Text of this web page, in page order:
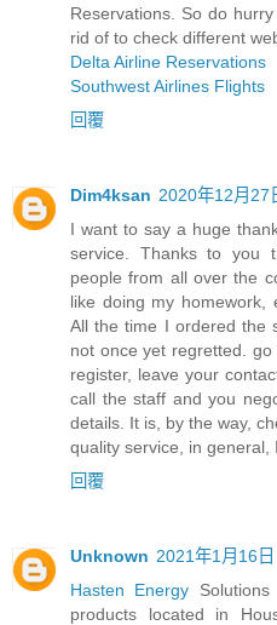
Reservations. So do
rid of to check different
Delta Airline Reservations
Southwest Airlines Flights
回覆
Dim4ksan 2020年12月27
I want to say a huge
service. Thanks to you
people from all over the
like doing my homework,
All the time I ordered the
not once yet regretted.
register, leave your
call the staff and you
details. It is, by the way,
quality service, in general,
回覆
Unknown 2021年1月16
Hasten Energy
products located in